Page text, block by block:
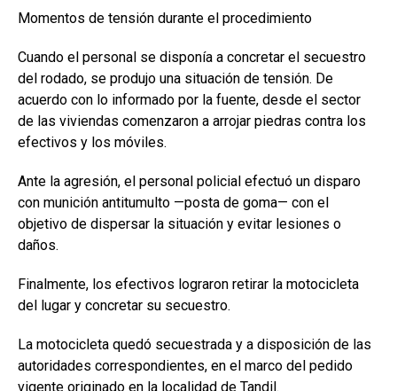
Momentos de tensión durante el procedimiento
Cuando el personal se disponía a concretar el secuestro
del rodado, se produjo una situación de tensión. De
acuerdo con lo informado por la fuente, desde el sector
de las viviendas comenzaron a arrojar piedras contra los
efectivos y los móviles.
Ante la agresión, el personal policial efectuó un disparo
con munición antitumulto —posta de goma— con el
objetivo de dispersar la situación y evitar lesiones o
daños.
Finalmente, los efectivos lograron retirar la motocicleta
del lugar y concretar su secuestro.
La motocicleta quedó secuestrada y a disposición de las
autoridades correspondientes, en el marco del pedido
vigente originado en la localidad de Tandil.